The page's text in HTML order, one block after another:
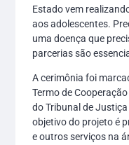
Estado vem
aos adolescentes.
uma doença que
parcerias são
A cerimônia foi
Termo de
do Tribunal de Justiça
objetivo do projeto é
e outros serviços na